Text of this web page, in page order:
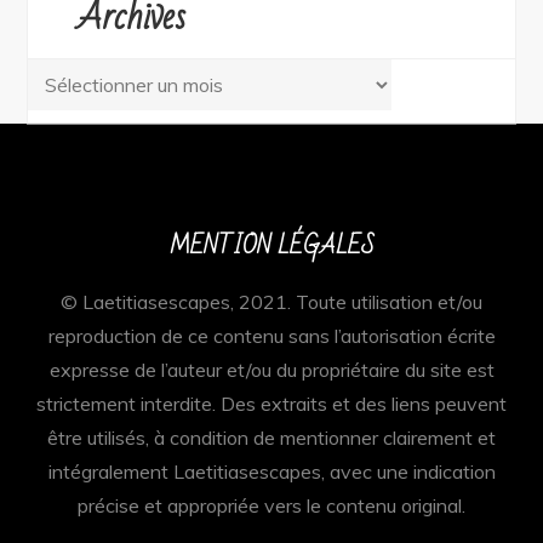
Archives
Archives
MENTION LÉGALES
© Laetitiasescapes, 2021. Toute utilisation et/ou
reproduction de ce contenu sans l’autorisation écrite
expresse de l’auteur et/ou du propriétaire du site est
strictement interdite. Des extraits et des liens peuvent
être utilisés, à condition de mentionner clairement et
intégralement Laetitiasescapes, avec une indication
précise et appropriée vers le contenu original.